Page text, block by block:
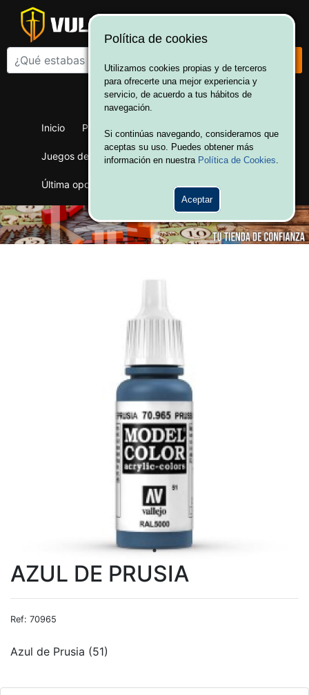
¡Bienvenido a Vulcania!
Inicio Productos Juegos de mesa
Juegos de cartas Merchandising Ofertas
Última oportunidad Wargames
AZUL DE PRUSIA
Ref: 70965
Azul de Prusia (51)
Política de cookies
Utilizamos cookies propias y de terceros
para ofrecerte una mejor experiencia y
servicio, de acuerdo a tus hábitos de
navegación.
Si continúas navegando, consideramos que
aceptas su uso. Puedes obtener más
información en nuestra Política de Cookies.
Aceptar